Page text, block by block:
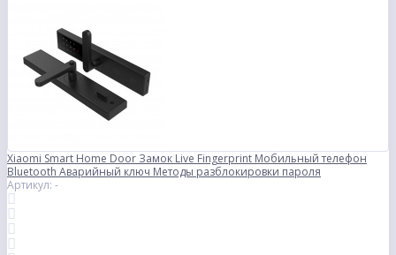
Xiaomi Smart Home Door Замок Live Fingerprint Мобильный телефон
Bluetooth Аварийный ключ Методы разблокировки пароля
Артикул: -